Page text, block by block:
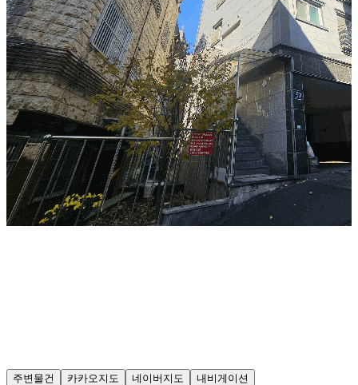
주변물건 카카오지도 네이버지도 내비게이션